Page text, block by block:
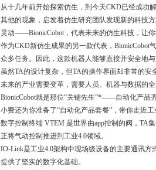
从十几年前开始探索仿生，到今天CKD已经成功
其他的现象，启发着仿生研究团队发现新的科技方
灵动——BionicCobot，代表未来的仿生科技，让你
作为CKD新仿生成果的另一款代表，BionicCobot
众多任务。因此，这款机器人能够直接并安全地与
虽然TA的设计复杂，但TA的操作界面却非常的安
未来的产业需要变革，需要人员、机器与数据的
BionicCobot就是那位“关键先生”*——自动化产品
小费还为你准备了“自动化产品套餐”，带你走近
数字控制终端 VTEM 是世界由app控制的阀，TA
正将气动控制推进到工业4.0领域。
IO-Link是工业4.0架构中现场级设备的主要通讯
提供了坚实的数字化基础。